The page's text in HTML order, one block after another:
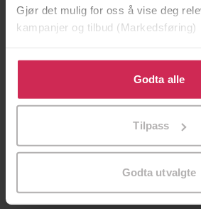
Gjør det mulig for oss å vise deg
kampanjer og tilbud (Markedsføring)
Klikk på «Godta alle» for å gi oss
bruke cookies for alle disse
tilpasse ditt samtykke til spesifikke
Godta alle
Tilpass
Godta utvalgte
Forfattere Gabriella Pierce
Forlag Canvas
Skjønnlitteratur
English
Format epub